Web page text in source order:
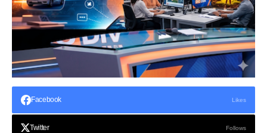
Facebook Likes
Twitter Follows